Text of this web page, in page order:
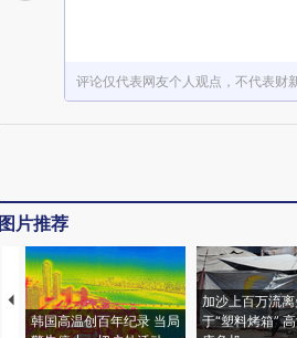
评论仅代表网友个人观点，不代表财
图片推荐
韩国高温创百年纪录 当局
加沙上百万流
于“塑料烤箱”